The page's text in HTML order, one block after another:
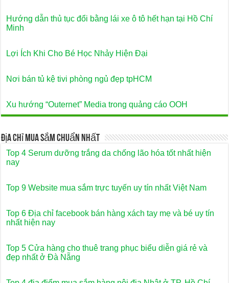
Hướng dẫn thủ tục đổi bằng lái xe ô tô hết hạn tại Hồ Chí
Minh
Lợi Ích Khi Cho Bé Học Nhảy Hiện Đại
Nơi bán tủ kệ tivi phòng ngủ đẹp tpHCM
Xu hướng “Outernet” Media trong quảng cáo OOH
Địa Chỉ Mua Sắm Chuẩn Nhất
Top 4 Serum dưỡng trắng da chống lão hóa tốt nhất hiện
nay
Top 9 Website mua sắm trực tuyến uy tín nhất Việt Nam
Top 6 Địa chỉ facebook bán hàng xách tay mẹ và bé uy tín
nhất hiện nay
Top 5 Cửa hàng cho thuê trang phục biểu diễn giá rẻ và
đẹp nhất ở Đà Nẵng